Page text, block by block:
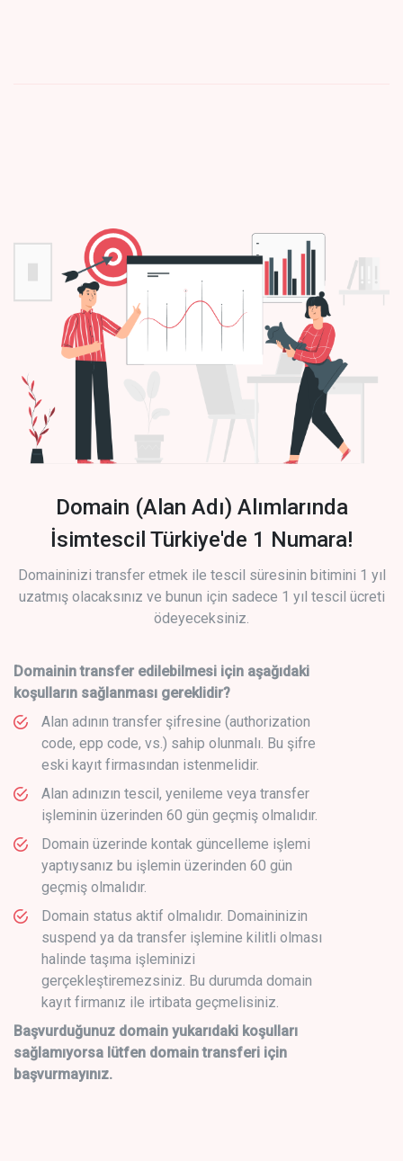
Domain (Alan Adı) Alımlarında
İsimtescil Türkiye'de 1 Numara!
Domaininizi transfer etmek ile tescil süresinin bitimini 1 yıl
uzatmış olacaksınız ve bunun için sadece 1 yıl tescil ücreti
ödeyeceksiniz.
Domainin transfer edilebilmesi için aşağıdaki
koşulların sağlanması gereklidir?
Alan adının transfer şifresine (authorization
code, epp code, vs.) sahip olunmalı. Bu şifre
eski kayıt firmasından istenmelidir.
Alan adınızın tescil, yenileme veya transfer
işleminin üzerinden 60 gün geçmiş olmalıdır.
Domain üzerinde kontak güncelleme işlemi
yaptıysanız bu işlemin üzerinden 60 gün
geçmiş olmalıdır.
Domain status aktif olmalıdır. Domaininizin
suspend ya da transfer işlemine kilitli olması
halinde taşıma işleminizi
gerçekleştiremezsiniz. Bu durumda domain
kayıt firmanız ile irtibata geçmelisiniz.
Başvurduğunuz domain yukarıdaki koşulları
sağlamıyorsa lütfen domain transferi için
başvurmayınız.